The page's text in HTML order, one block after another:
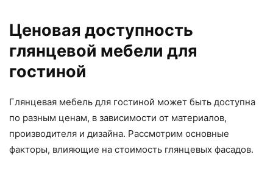
Ценовая доступность
глянцевой мебели для
гостиной
Глянцевая мебель для гостиной может быть доступна
по разным ценам, в зависимости от материалов,
производителя и дизайна. Рассмотрим основные
факторы, влияющие на стоимость глянцевых фасадов.